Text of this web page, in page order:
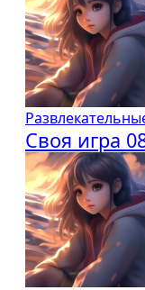
Своя игра